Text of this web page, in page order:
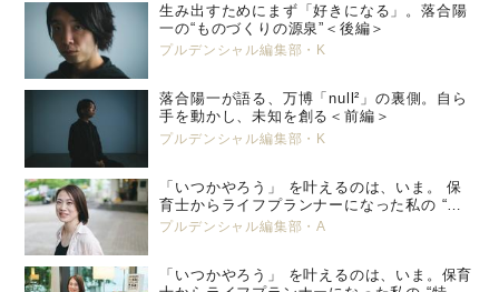
生み出すためにまず「好きになる」。落合陽
一の“ものづくりの源泉”＜後編＞
プルデンシャル編集部・K
落合陽一が語る、万博「null²」の裏側。自ら
手を動かし、未知を創る＜前編＞
プルデンシャル編集部・K
「いつかやろう」 を叶えるのは、いま。 保
育士からライフプランナーになった私の “特
別養子縁組” という選択。 プルデンシャル
プルデンシャル編集部・A
「いつかやろう」 を叶えるのは、いま。保育